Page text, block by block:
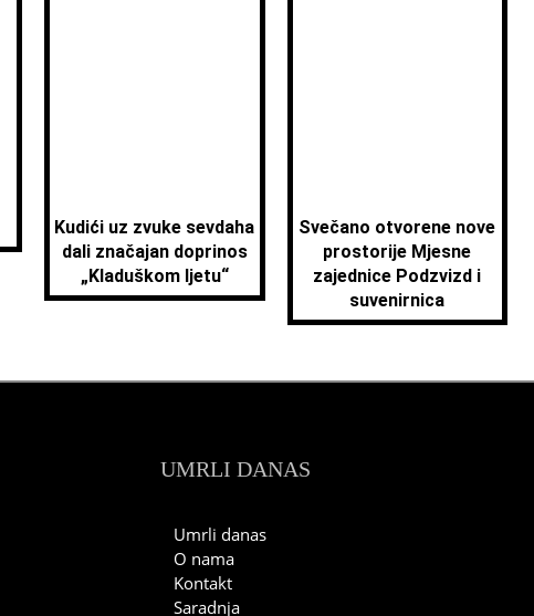
Kudići uz zvuke sevdaha
dali značajan doprinos
„Kladuškom ljetu“
Svečano otvorene nove
prostorije Mjesne
zajednice Podzvizd i
suvenirnica
UMRLI DANAS
Umrli danas
O nama
Kontakt
Saradnja